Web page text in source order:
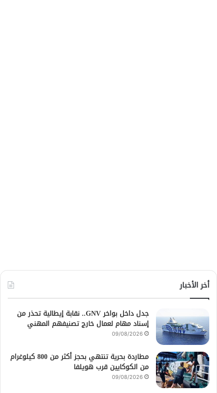
أخر الأخبار
جدل داخل بواخر GNV.. نقابة إيطالية تحذر من
إسناد مهام لعمال خارج تصنيفهم المهني
09/08/2026
مطاردة بحرية تنتهي بحجز أكثر من 800 كيلوغرام
من الكوكايين قرب هويلفا
09/08/2026